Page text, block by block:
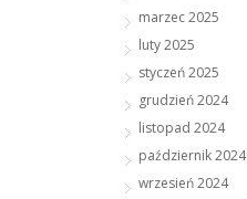
marzec 2025
luty 2025
styczeń 2025
grudzień 2024
listopad 2024
październik 2024
wrzesień 2024